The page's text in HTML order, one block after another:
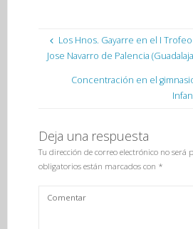
Los Hnos. Gayarre en el I
Jose Navarro de Palencia
Concentración en el
Deja una respuesta
Tu dirección de correo electrónico no será
obligatorios están marcados con *